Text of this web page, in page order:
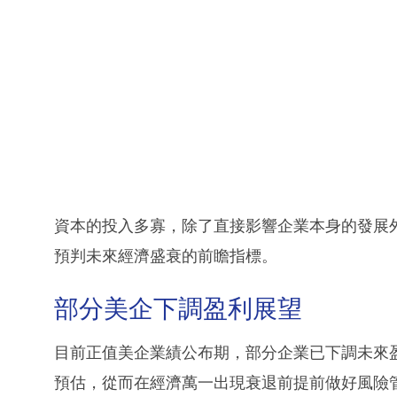
資本的投入多寡，除了直接影響企業本身的發
預判未來經濟盛衰的前瞻指標。
部分美企下調盈利展望
目前正值美企業績公布期，部分企業已下調未
預估，從而在經濟萬一出現衰退前提前做好風險